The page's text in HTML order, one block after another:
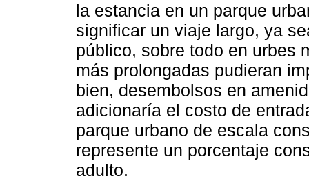
la estancia en un parque
significar un viaje largo, ya
público, sobre todo en urbes
más prolongadas pudieran
bien, desembolsos en
adicionaría el costo de
parque urbano de escala
represente un porcentaje
adulto.